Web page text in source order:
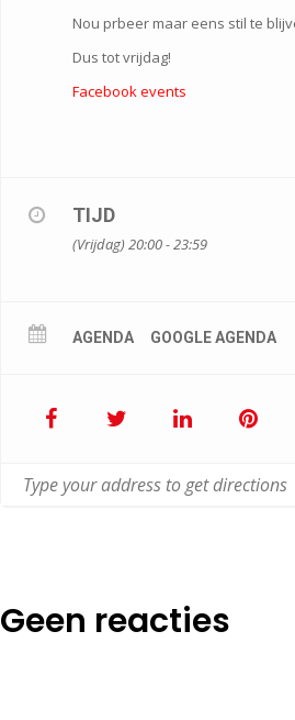
Nou prbeer maar eens stil te
Dus tot vrijdag!
Facebook events
TIJD
(Vrijdag) 20:00 - 23:59
AGENDA GOOGLE AGENDA
Geen reacties